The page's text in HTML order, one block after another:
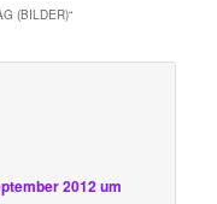
(BILDER)“
2012 um